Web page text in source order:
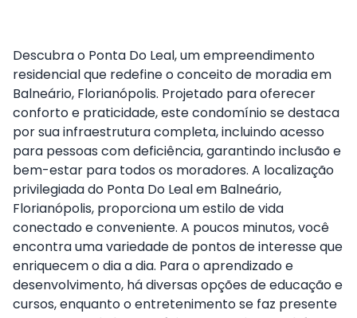
Descubra o Ponta Do Leal, um empreendimento
residencial que redefine o conceito de moradia em
Balneário, Florianópolis. Projetado para oferecer
conforto e praticidade, este condomínio se destaca
por sua infraestrutura completa, incluindo acesso
para pessoas com deficiência, garantindo inclusão e
bem-estar para todos os moradores. A localização
privilegiada do Ponta Do Leal em Balneário,
Florianópolis, proporciona um estilo de vida
conectado e conveniente. A poucos minutos, você
encontra uma variedade de pontos de interesse que
enriquecem o dia a dia. Para o aprendizado e
desenvolvimento, há diversas opções de educação e
cursos, enquanto o entretenimento se faz presente